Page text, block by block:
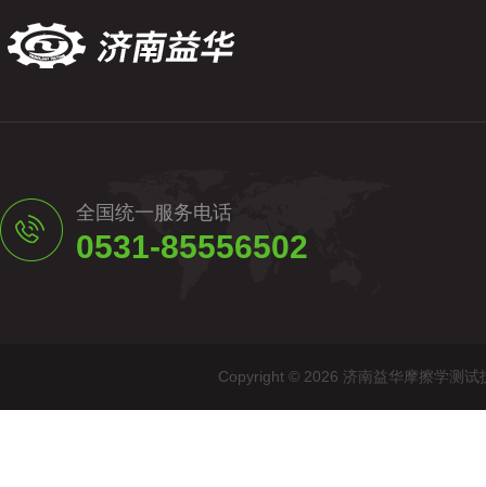
全国统一服务电话
0531-85556502
Copyright © 2026 济南益华摩擦学测